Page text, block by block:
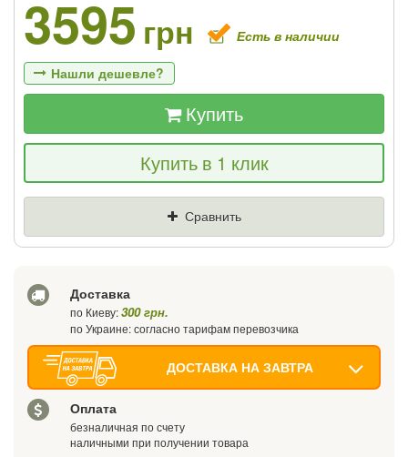
3595 грн Есть в наличии
Нашли дешевле?
Если Вы найдете товар дешевле - мы
снизим цену и подарим % от разницы
Купить
Купить в 1 клик
Сравнить
Доставка
по Киеву:300 грн.
по Украине: согласно тарифам перевозчика
ДОСТАВКА НА ЗАВТРА
Оплата
безналичная по счету
наличными при получении товара